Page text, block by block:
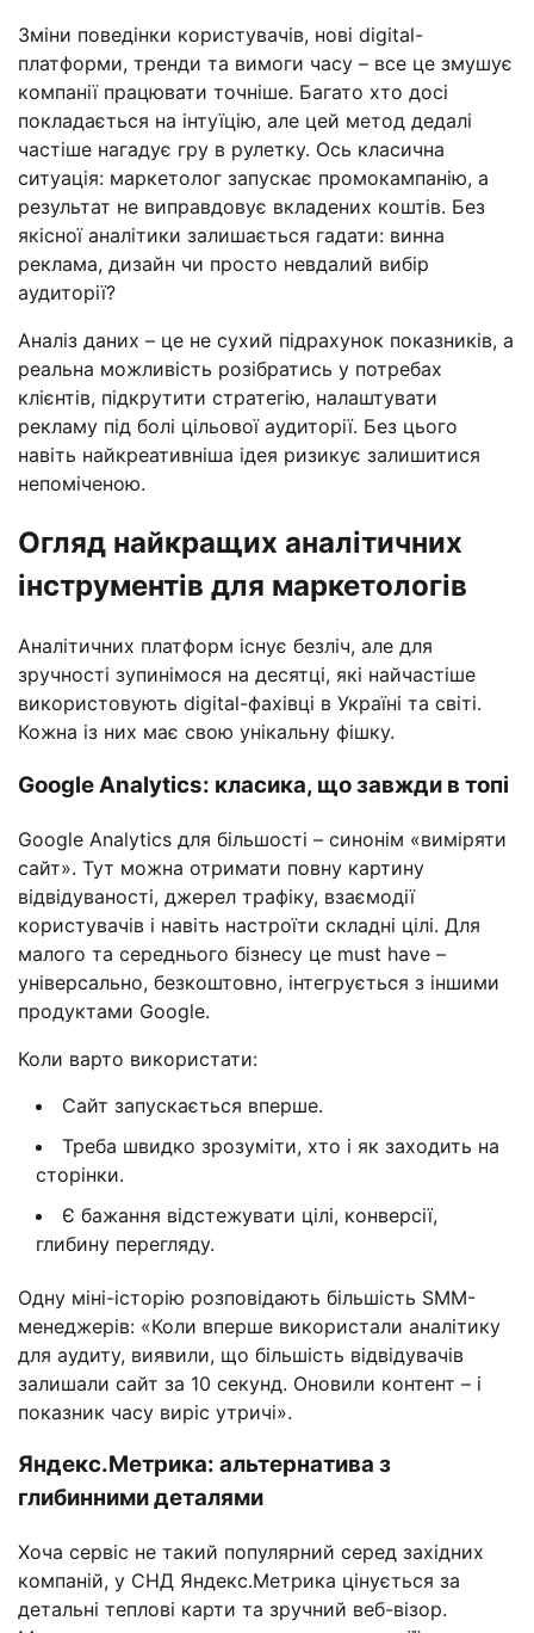
Зміни поведінки користувачів, нові digital-
платформи, тренди та вимоги часу – все це змушує
компанії працювати точніше. Багато хто досі
покладається на інтуїцію, але цей метод дедалі
частіше нагадує гру в рулетку. Ось класична
ситуація: маркетолог запускає промокампанію, а
результат не виправдовує вкладених коштів. Без
якісної аналітики залишається гадати: винна
реклама, дизайн чи просто невдалий вибір
аудиторії?
Аналіз даних – це не сухий підрахунок показників, а
реальна можливість розібратись у потребах
клієнтів, підкрутити стратегію, налаштувати
рекламу під болі цільової аудиторії. Без цього
навіть найкреативніша ідея ризикує залишитися
непоміченою.
Огляд найкращих аналітичних
інструментів для маркетологів
Аналітичних платформ існує безліч, але для
зручності зупинімося на десятці, які найчастіше
використовують digital-фахівці в Україні та світі.
Кожна із них має свою унікальну фішку.
Google Analytics: класика, що завжди в топі
Google Analytics для більшості – синонім «виміряти
сайт». Тут можна отримати повну картину
відвідуваності, джерел трафіку, взаємодії
користувачів і навіть настроїти складні цілі. Для
малого та середнього бізнесу це must have –
універсально, безкоштовно, інтегрується з іншими
продуктами Google.
Коли варто використати:
Сайт запускається вперше.
Треба швидко зрозуміти, хто і як заходить на
сторінки.
Є бажання відстежувати цілі, конверсії,
глибину перегляду.
Одну міні-історію розповідають більшість SMM-
менеджерів: «Коли вперше використали аналітику
для аудиту, виявили, що більшість відвідувачів
залишали сайт за 10 секунд. Оновили контент – і
показник часу виріс утричі».
Яндекс.Метрика: альтернатива з
глибинними деталями
Хоча сервіс не такий популярний серед західних
компаній, у СНД Яндекс.Метрика цінується за
детальні теплові карти та зручний веб-візор.